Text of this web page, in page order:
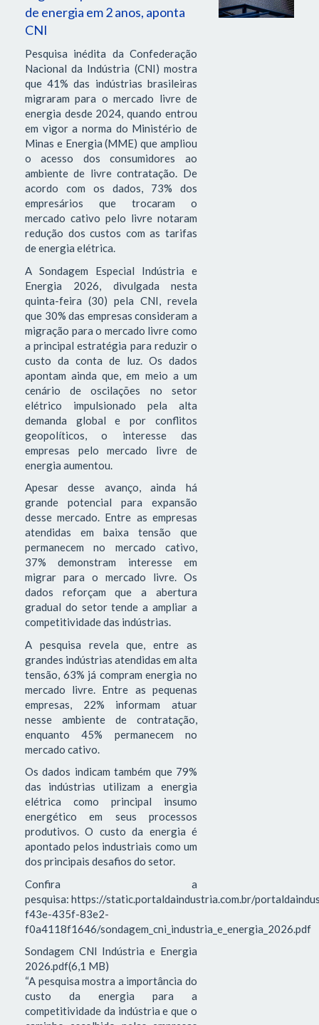
de energia em 2 anos, aponta
CNI
Pesquisa inédita da Confederação
Nacional da Indústria (CNI) mostra
que 41% das indústrias brasileiras
migraram para o mercado livre de
energia desde 2024, quando entrou
em vigor a norma do Ministério de
Minas e Energia (MME) que ampliou
o acesso dos consumidores ao
ambiente de livre contratação. De
acordo com os dados, 73% dos
empresários que trocaram o
mercado cativo pelo livre notaram
redução dos custos com as tarifas
de energia elétrica.
A Sondagem Especial Indústria e
Energia 2026, divulgada nesta
quinta-feira (30) pela CNI, revela
que 30% das empresas consideram a
migração para o mercado livre como
a principal estratégia para reduzir o
custo da conta de luz. Os dados
apontam ainda que, em meio a um
cenário de oscilações no setor
elétrico impulsionado pela alta
demanda global e por conflitos
geopolíticos, o interesse das
empresas pelo mercado livre de
energia aumentou.
Apesar desse avanço, ainda há
grande potencial para expansão
desse mercado. Entre as empresas
atendidas em baixa tensão que
permanecem no mercado cativo,
37% demonstram interesse em
migrar para o mercado livre. Os
dados reforçam que a abertura
gradual do setor tende a ampliar a
competitividade das indústrias.
A pesquisa revela que, entre as
grandes indústrias atendidas em alta
tensão, 63% já compram energia no
mercado livre. Entre as pequenas
empresas, 22% informam atuar
nesse ambiente de contratação,
enquanto 45% permanecem no
mercado cativo.
Os dados indicam também que 79%
das indústrias utilizam a energia
elétrica como principal insumo
energético em seus processos
produtivos. O custo da energia é
apontado pelos industriais como um
dos principais desafios do setor.
Confira a
pesquisa: https://static.portaldaindustria.com.br/
f43e-435f-83e2-
f0a4118f1646/sondagem_cni_industria_e_energia_2026.pdf
Sondagem CNI Indústria e Energia
2026.pdf(6,1 MB)
“A pesquisa mostra a importância do
custo da energia para a
competitividade da indústria e que o